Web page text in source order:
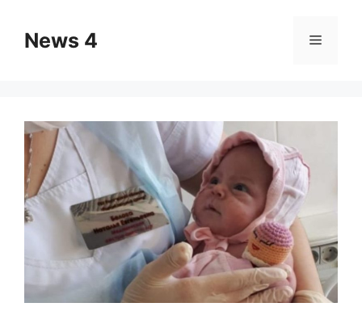
contentNews 4 Menu